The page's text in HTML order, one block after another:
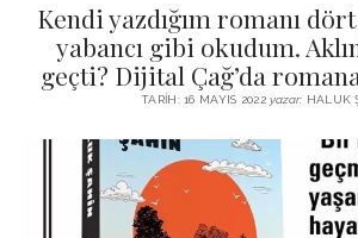
İYI YAŞAM VE MUTLULUK
BABIALI’DE CINAYET
GÜZEL MAVRELLA
BIZ KIMIZ?
DERS NOTLARI – LECTURE
YAZMADAN EDEMEDIM
HABERLER / NEWS
Kendi yazdığım romanı
yabancı gibi okudum.
geçti? Dijital Çağ’da
TARIH: 16 MAYIS 2022yazar: HALUK